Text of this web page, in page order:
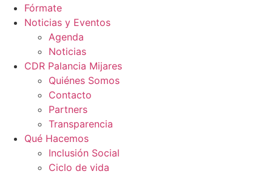
Fórmate
Noticias y Eventos
Agenda
Noticias
CDR Palancia Mijares
Quiénes Somos
Contacto
Partners
Transparencia
Qué Hacemos
Inclusión Social
Ciclo de vida